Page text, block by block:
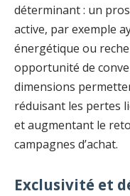
déterminant : un
active, par exemple
énergétique ou
opportunité de
dimensions
réduisant les pertes
et augmentant le
campagnes d’achat.
Exclusivité et